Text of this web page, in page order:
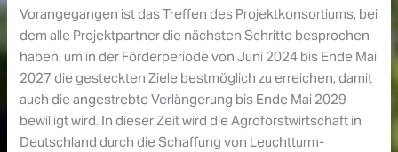
Vorangegangen ist das Treffen des Projektkonsortiums, bei
dem alle Projektpartner die nächsten Schritte besprochen
haben, um in der Förderperiode von Juni 2024 bis Ende Mai
2027 die gesteckten Ziele bestmöglich zu erreichen, damit
auch die angestrebte Verlängerung bis Ende Mai 2029
bewilligt wird. In dieser Zeit wird die Agroforstwirtschaft in
Deutschland durch die Schaffung von Leuchtturm-